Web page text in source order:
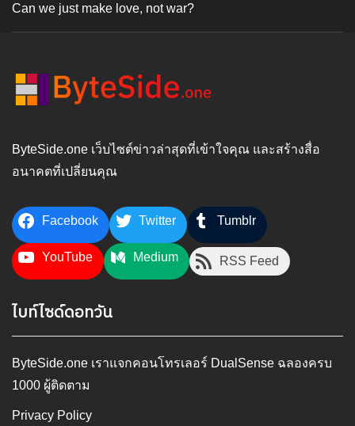
Can we just make love, not war?
ByteSide.one เว็บไซต์ข่าวล่าสุดที่เข้าใจคุณ และสร้างสื่อ
อนาคตที่เปลี่ยนคุณ
Facebook Twitter Tumblr
YouTube Medium RSS Feed
ไบท์ไซด์ดอทวัน
ByteSide.one เราแจกคอนโทรเลอร์ DualSense ฉลองครบ
1000 ผู้ติดตาม
Privacy Policy